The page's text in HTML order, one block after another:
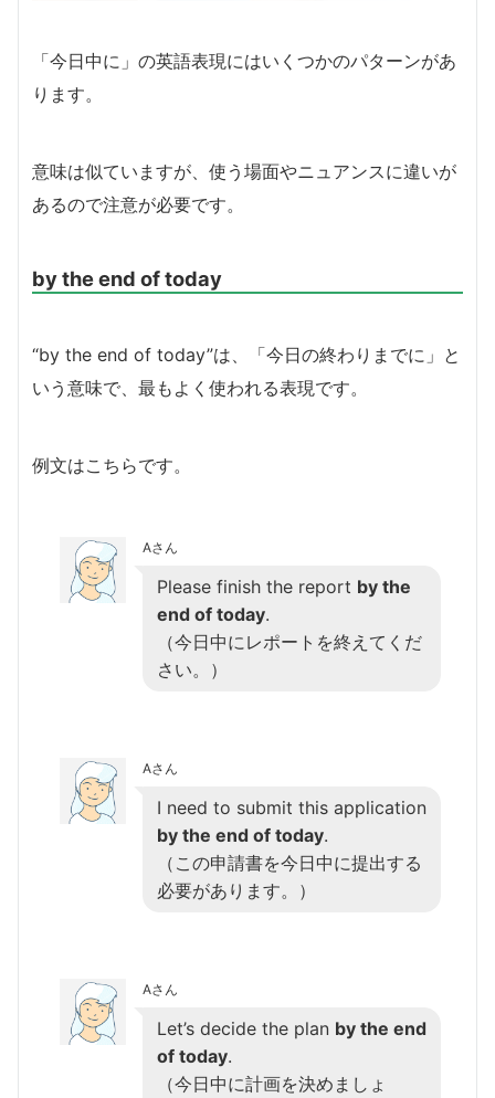
「今日中に」の英語表現にはいくつかのパターンがあ
ります。
意味は似ていますが、使う場面やニュアンスに違いが
あるので注意が必要です。
by the end of today
“by the end of today”は、「今日の終わりまでに」と
いう意味で、最もよく使われる表現です。
例文はこちらです。
Aさん
Please finish the report by the
end of today.
（今日中にレポートを終えてくだ
さい。）
Aさん
I need to submit this application
by the end of today.
（この申請書を今日中に提出する
必要があります。）
Aさん
Let’s decide the plan by the end
of today.
（今日中に計画を決めましょ